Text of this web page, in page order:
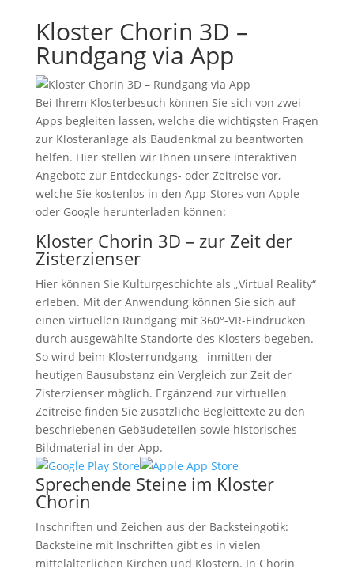
Kloster Chorin 3D –
Rundgang via App
Bei Ihrem Klosterbesuch können Sie sich von zwei
Apps begleiten lassen, welche die wichtigsten Fragen
zur Klosteranlage als Baudenkmal zu beantworten
helfen. Hier stellen wir Ihnen unsere interaktiven
Angebote zur Entdeckungs- oder Zeitreise vor,
welche Sie kostenlos in den App-Stores von Apple
oder Google herunterladen können:
Kloster Chorin 3D – zur Zeit der
Zisterzienser
Hier können Sie Kulturgeschichte als „Virtual Reality“
erleben. Mit der Anwendung können Sie sich auf
einen virtuellen Rundgang mit 360°-VR-Eindrücken
durch ausgewählte Standorte des Klosters begeben.
So wird beim Klosterrundgang inmitten der
heutigen Bausubstanz ein Vergleich zur Zeit der
Zisterzienser möglich. Ergänzend zur virtuellen
Zeitreise finden Sie zusätzliche Begleittexte zu den
beschriebenen Gebäudeteilen sowie historisches
Bildmaterial in der App.
Sprechende Steine im Kloster
Chorin
Inschriften und Zeichen aus der Backsteingotik:
Backsteine mit Inschriften gibt es in vielen
mittelalterlichen Kirchen und Klöstern. In Chorin